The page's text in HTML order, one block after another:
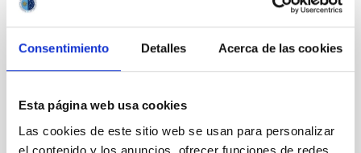
Consentimiento Detalles Acerca de las cookies
Esta página web usa cookies
Las cookies de este sitio web se usan para personalizar
el contenido y los anuncios, ofrecer funciones de redes
Capítulo
VII
Te puede interesar